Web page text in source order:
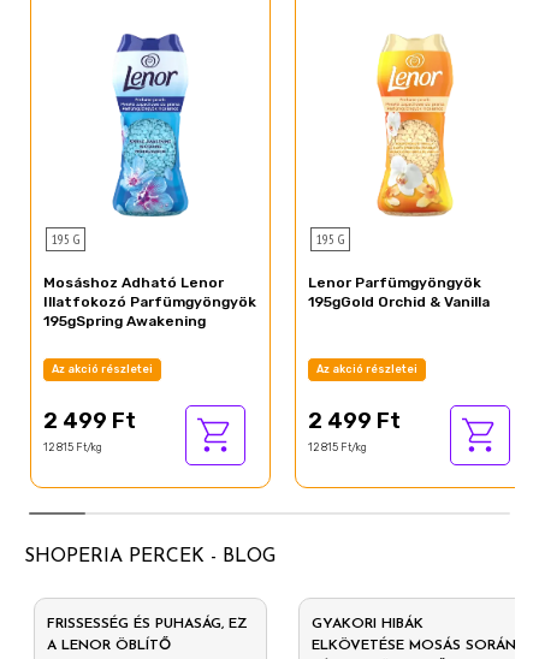
195 G
Mosáshoz Adható Lenor
Illatfokozó Parfümgyöngyök
195gSpring Awakening
Az akció részletei
2 499 Ft
12 815 Ft/kg
195 G
Lenor Parfümgyöngyök
195gGold Orchid & Vanilla
Az akció részletei
2 499 Ft
12 815 Ft/kg
SHOPERIA PERCEK - BLOG
FRISSESSÉG ÉS PUHASÁG, EZ
A LENOR ÖBLÍTŐ
GYAKORI HIBÁK
ELKÖVETÉSE MOSÁS SORÁN